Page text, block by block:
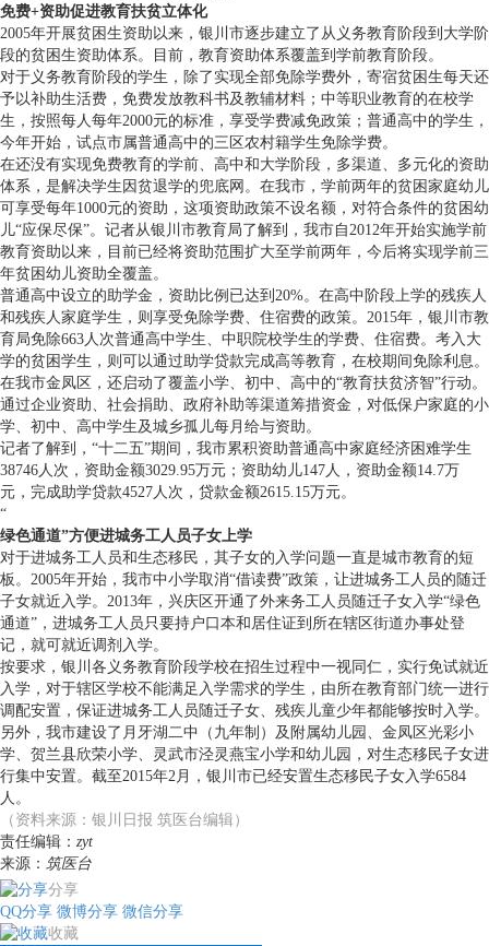
免费+资助促进教育扶贫立体化
2005年开展贫困生资助以来，银川市逐步建立了从义务教育阶段到大学阶
段的贫困生资助体系。目前，教育资助体系覆盖到学前教育阶段。
对于义务教育阶段的学生，除了实现全部免除学费外，寄宿贫困生每天还
予以补助生活费，免费发放教科书及教辅材料；中等职业教育的在校学
生，按照每人每年2000元的标准，享受学费减免政策；普通高中的学生，
今年开始，试点市属普通高中的三区农村籍学生免除学费。
在还没有实现免费教育的学前、高中和大学阶段，多渠道、多元化的资助
体系，是解决学生因贫退学的兜底网。在我市，学前两年的贫困家庭幼儿
可享受每年1000元的资助，这项资助政策不设名额，对符合条件的贫困幼
儿“应保尽保”。记者从银川市教育局了解到，我市自2012年开始实施学前
教育资助以来，目前已经将资助范围扩大至学前两年，今后将实现学前三
年贫困幼儿资助全覆盖。
普通高中设立的助学金，资助比例已达到20%。在高中阶段上学的残疾人
和残疾人家庭学生，则享受免除学费、住宿费的政策。2015年，银川市教
育局免除663人次普通高中学生、中职院校学生的学费、住宿费。考入大
学的贫困学生，则可以通过助学贷款完成高等教育，在校期间免除利息。
在我市金凤区，还启动了覆盖小学、初中、高中的“教育扶贫济智”行动。
通过企业资助、社会捐助、政府补助等渠道筹措资金，对低保户家庭的小
学、初中、高中学生及城乡孤儿每月给与资助。
记者了解到，“十二五”期间，我市累积资助普通高中家庭经济困难学生
38746人次，资助金额3029.95万元；资助幼儿147人，资助金额14.7万
元，完成助学贷款4527人次，贷款金额2615.15万元。
“
绿色通道”方便进城务工人员子女上学
对于进城务工人员和生态移民，其子女的入学问题一直是城市教育的短
板。2005年开始，我市中小学取消“借读费”政策，让进城务工人员的随迁
子女就近入学。2013年，兴庆区开通了外来务工人员随迁子女入学“绿色
通道”，进城务工人员只要持户口本和居住证到所在辖区街道办事处登
记，就可就近调剂入学。
按要求，银川各义务教育阶段学校在招生过程中一视同仁，实行免试就近
入学，对于辖区学校不能满足入学需求的学生，由所在教育部门统一进行
调配安置，保证进城务工人员随迁子女、残疾儿童少年都能够按时入学。
另外，我市建设了月牙湖二中（九年制）及附属幼儿园、金凤区光彩小
学、贺兰县欣荣小学、灵武市泾灵燕宝小学和幼儿园，对生态移民子女进
行集中安置。截至2015年2月，银川市已经安置生态移民子女入学6584
人。
（资料来源：银川日报 筑医台编辑）
责任编辑： zyt
来源： 筑医台
分享
QQ分享 微博分享 微信分享
收藏